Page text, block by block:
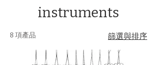
instruments
8 項產品 篩選與排序